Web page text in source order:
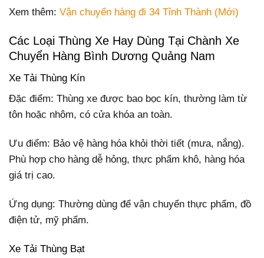
Xem thêm: Vận chuyển hàng đi 34 Tỉnh Thành (Mới)
Các Loại Thùng Xe Hay Dùng Tại Chành Xe
Chuyển Hàng Bình Dương Quảng Nam
Xe Tải Thùng Kín
Đặc điểm: Thùng xe được bao bọc kín, thường làm từ
tôn hoặc nhôm, có cửa khóa an toàn.
Ưu điểm: Bảo vệ hàng hóa khỏi thời tiết (mưa, nắng).
Phù hợp cho hàng dễ hỏng, thực phẩm khô, hàng hóa
giá trị cao.
Ứng dụng: Thường dùng để vận chuyển thực phẩm, đồ
điện tử, mỹ phẩm.
Xe Tải Thùng Bạt